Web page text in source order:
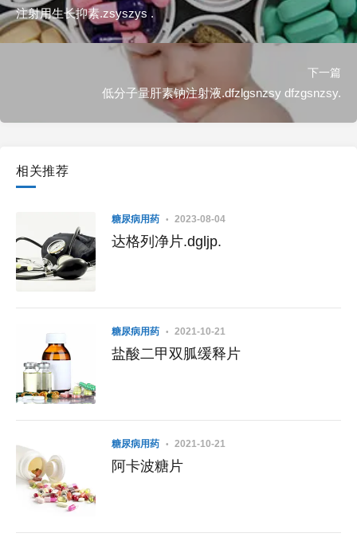
注射用生长抑素.zsyszys .
下一篇
低分子量肝素钠注射液.dfzlgsnzsy dfzgsnzsy.
相关推荐
糖尿病用药 2023-08-04
达格列净片.dgljp.
糖尿病用药 2021-10-21
盐酸二甲双胍缓释片
糖尿病用药 2021-10-21
阿卡波糖片